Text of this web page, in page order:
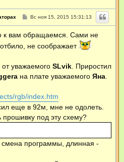
С
б
щ
е
е
Вс ноя 15, 2015 15:31:13
к вам обращаемся. Сами не
не соображает
от уважаемого SLvik . Приростил
на плате уважаемого Яна
rgb/index.htm
еще в 92м, мне не одолеть.
прошивку под эту схему?
смена программы, длинная -